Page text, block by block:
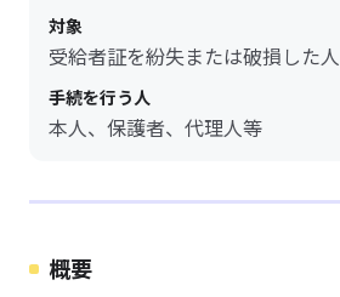
対象
受給者証を紛失または破損した人
手続を行う人
本人、保護者、代理人等
概要